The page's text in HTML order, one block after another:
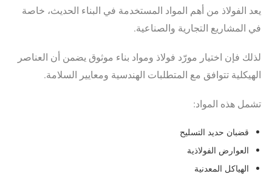
يعد الفولاذ من أهم المواد المستخدمة في البناء الحديث، خاصة
في المشاريع التجارية والصناعية.
لذلك فإن اختيار مورّد فولاذ ومواد بناء موثوق يضمن أن العناصر
الهيكلية تتوافق مع المتطلبات الهندسية ومعايير السلامة.
تشمل هذه المواد:
قضبان حديد التسليح
العوارض الفولاذية
الهياكل المعدنية